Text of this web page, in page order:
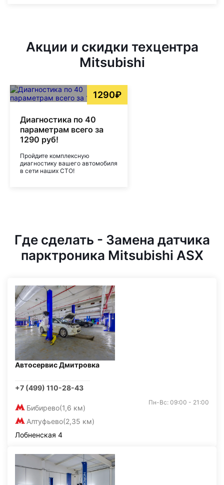
Акции и скидки техцентра
Mitsubishi
1290₽
Диагностика по 40
параметрам всего за
1290 руб!
Пройдите комплексную
диагностику вашего автомобиля
в сети наших СТО!
Где сделать - Замена датчика
парктроника Mitsubishi ASX
Автосервис Дмитровка
+7 (499) 110-28-43
Бибирево(1,6 км)
Алтуфьево(2,35 км)
Пн-Вс: 09:00 - 21:00
Лобненская 4